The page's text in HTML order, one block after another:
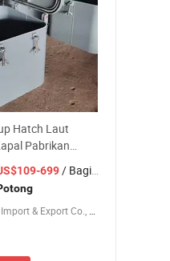
Hatch Laut
Pabrikan
699/ Bagian